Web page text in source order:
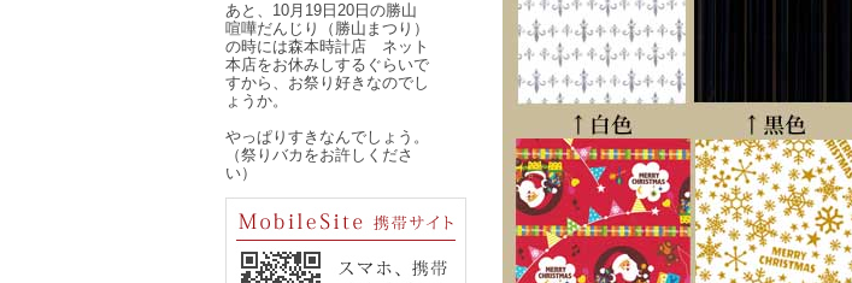
あと、10月19日20日の勝山
喧嘩だんじり（勝山まつり）
の時には森本時計店 ネット
本店をお休みしするぐらいで
すから、お祭り好きなのでし
ょうか。
やっぱりすきなんでしょう。
（祭りバカをお許しくださ
い）